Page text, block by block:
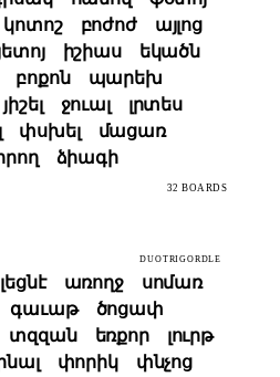
կոտոշ բոժոժ
այլոց
իշիաս
եկածն
բոքոն
պարեխ
յիշել ջուալ
լրտես
փսխել
մացառ
ձիագի
32 BOARDS
DUOTRIGORDLE
լեցնէ առողջ
սոմառ
գաւաթ
ծոցափ
տզզան եռքոր
լուրթ
փորիկ
փնչոց